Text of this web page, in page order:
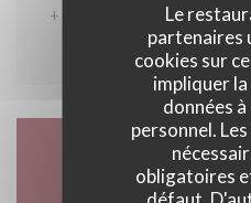
Le
partenaires
cookies sur
impliquer
données
personnel.
obligatoires
+ accompagnement (
Accès/